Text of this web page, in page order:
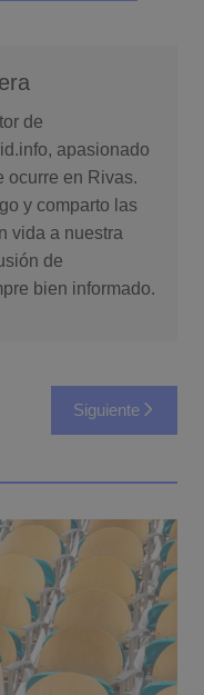
de
apasionado
ocurre en Rivas.
y comparto las
vida a nuestra
de
bien informado.
Siguiente